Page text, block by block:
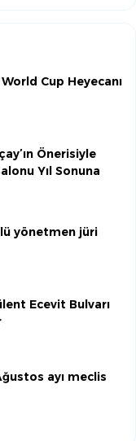
Cup Heyecanı
Önerisiyle
Yıl Sonuna
yönetmen jüri
Ecevit Bulvarı
ayı meclis